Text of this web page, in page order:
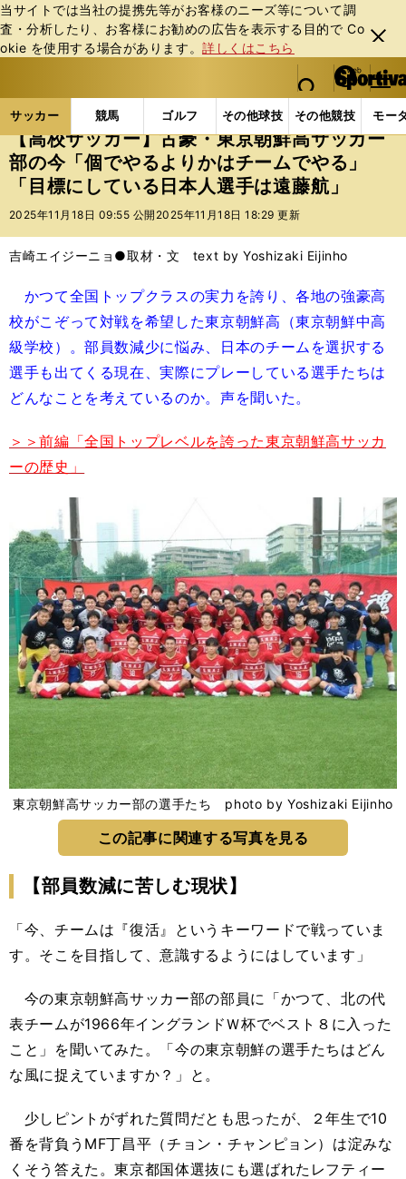
当サイトでは当社の提携先等がお客様のニーズ等について調
査・分析したり、お客様にお勧めの広告を表⽰する⽬的で Co
okie を使⽤する場合があります。詳しくはこちら
閉じ
る
web Sportiva (webスポルティーバ)
検索
マイペ
ー
ジ
メニュ
サッカー 競馬 ゴルフ その他球技 その他競技 モー
ス
ポ
ル
テ
ー
バ
サッカーの記事一覧 Jリーグ他 高校・ユース 【
【高校サッカー】古豪・東京朝鮮高サッカー
部の今「個でやるよりかはチームでやる」
「目標にしている日本人選手は遠藤航」
2025年11月18日 09:55 公開 2025年11月18日 18:29 更新
吉崎エイジーニョ●取材・文 text by Yoshizaki Eijinho
かつて全国トップクラスの実力を誇り、各地の強豪高
校がこぞって対戦を希望した東京朝鮮高（東京朝鮮中高
級学校）。部員数減少に悩み、日本のチームを選択する
選手も出てくる現在、実際にプレーしている選手たちは
どんなことを考えているのか。声を聞いた。
＞＞前編「全国トップレベルを誇った東京朝鮮高サッカ
ーの歴史」
東京朝鮮高サッカー部の選手たち photo by Yoshizaki Eijinho
この記事に関連する写真を見る
【部員数減に苦しむ現状】
「今、チームは『復活』というキーワードで戦っていま
す。そこを目指して、意識するようにはしています」
今の東京朝鮮高サッカー部の部員に「かつて、北の代
表チームが1966年イングランドＷ杯でベスト８に入った
こと」を聞いてみた。「今の東京朝鮮の選手たちはどん
な風に捉えていますか？」と。
少しピントがずれた質問だとも思ったが、２年生で10
番を背負うMF丁昌平（チョン・チャンピョン）は淀みな
くそう答えた。東京都国体選抜にも選ばれたレフティー